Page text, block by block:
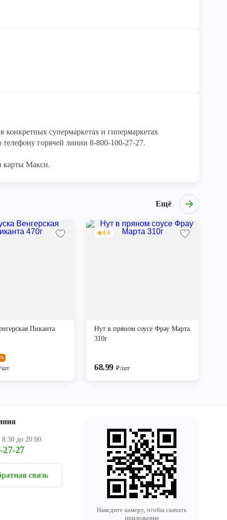
супермаркетах и гипермаркетах
горячей линии 8-800-100-27-27.
карты Макси.
Ещё
Пиканта
шт
4.6
Нут в пряном соусе Фрау Марта
310г
68.99 ₽/шт
до 20:00
27-27
связь
Наведите камеру, чтобы скачать
приложение